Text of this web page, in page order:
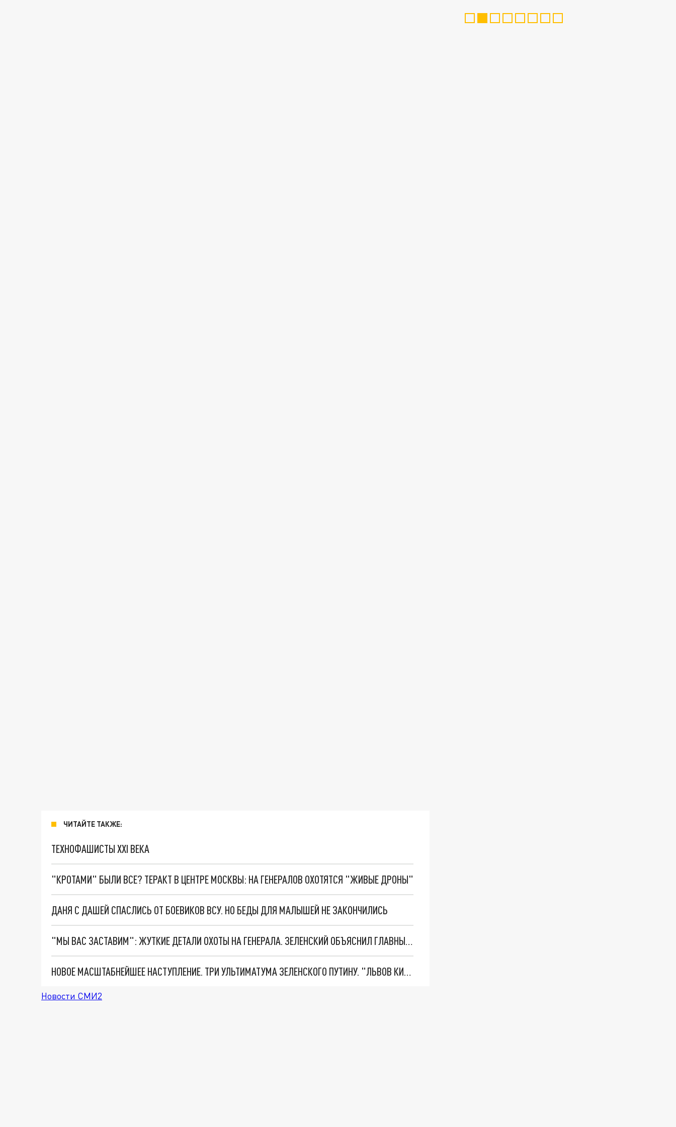
ЧИТАЙТЕ ТАКЖЕ:
ТЕХНОФАШИСТЫ XXI ВЕКА
"КРОТАМИ" БЫЛИ ВСЕ? ТЕРАКТ В ЦЕНТРЕ МОСКВЫ: НА ГЕНЕРАЛОВ ОХОТЯТСЯ "ЖИВЫЕ ДРОНЫ"
ДАНЯ С ДАШЕЙ СПАСЛИСЬ ОТ БОЕВИКОВ ВСУ. НО БЕДЫ ДЛЯ МАЛЫШЕЙ НЕ ЗАКОНЧИЛИСЬ
"МЫ ВАС ЗАСТАВИМ": ЖУТКИЕ ДЕТАЛИ ОХОТЫ НА ГЕНЕРАЛА. ЗЕЛЕНСКИЙ ОБЪЯСНИЛ ГЛАВНЫЙ СМЫСЛ ТЕРАКТА В ЦЕНТРЕ МОСКВЫ
НОВОЕ МАСШТАБНЕЙШЕЕ НАСТУПЛЕНИЕ. ТРИ УЛЬТИМАТУМА ЗЕЛЕНСКОГО ПУТИНУ. "ЛЬВОВ КИМА" ПОСТАВЯТ НА ПВО? ГЛОБАЛЬНЫЙ ПРОРЫВ ПОД ЗАПОРОЖЬЕМ
Новости СМИ2